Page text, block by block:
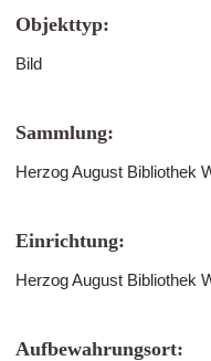
Objekttyp:
Bild
Sammlung:
Herzog August Bibliothek
Einrichtung:
Herzog August Bibliothek
Aufbewahrungsort: